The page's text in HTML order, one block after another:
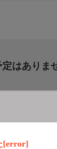
[error]
はありま